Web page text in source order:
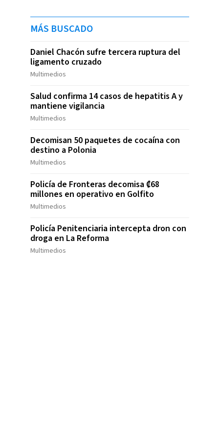
MÁS BUSCADO
Daniel Chacón sufre tercera ruptura del
ligamento cruzado
Multimedios
Salud confirma 14 casos de hepatitis A y
mantiene vigilancia
Multimedios
Decomisan 50 paquetes de cocaína con
destino a Polonia
Multimedios
Policía de Fronteras decomisa ₡68
millones en operativo en Golfito
Multimedios
Policía Penitenciaria intercepta dron con
droga en La Reforma
Multimedios